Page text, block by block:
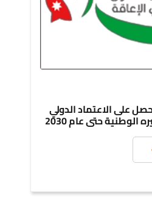
على الاعتماد الدولي